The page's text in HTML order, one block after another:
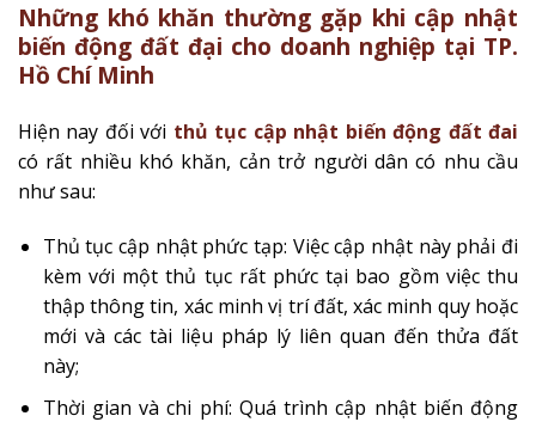
Những khó khăn thường gặp khi cập nhật
biến động đất đại cho doanh nghiệp tại TP.
Hồ Chí Minh
Hiện nay đối với thủ tục cập nhật biến động đất đai
có rất nhiều khó khăn, cản trở người dân có nhu cầu
như sau:
Thủ tục cập nhật phức tạp: Việc cập nhật này phải đi
kèm với một thủ tục rất phức tại bao gồm việc thu
thập thông tin, xác minh vị trí đất, xác minh quy hoặc
mới và các tài liệu pháp lý liên quan đến thửa đất
này;
Thời gian và chi phí: Quá trình cập nhật biến động